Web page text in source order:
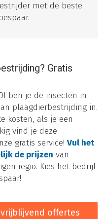
met de beste
Gratis
ben je de insecten in
plaagdierbestrijding in.
kosten, als je een
vind je deze
gratis service! Vul het
de prijzen van
regio. Kies het bedrijf
offertes